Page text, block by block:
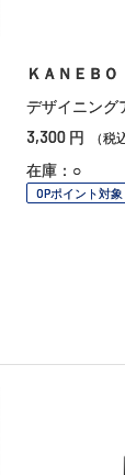
ＫＡＮＥＢＯ
デザイニング
3,300 円 （税
在庫：○
OPポイント対象